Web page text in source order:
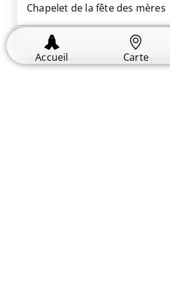
Chapelet de la fête des mères
Lire
Accueil Carte